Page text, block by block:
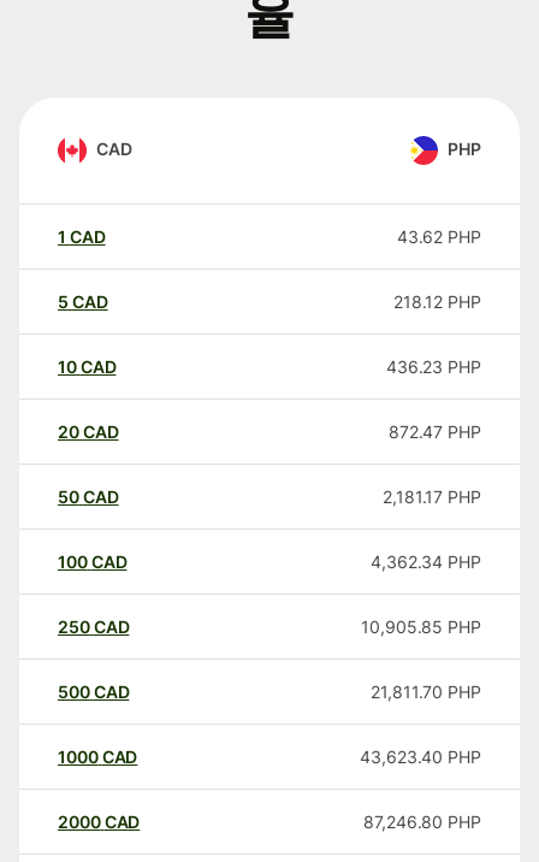
율
CAD PHP
1 CAD 43.62 PHP
5 CAD 218.12 PHP
10CAD 436.23 PHP
20CAD 872.47 PHP
50CAD 2,181.17 PHP
100CAD 4,362.34 PHP
250CAD 10,905.85 PHP
500CAD 21,811.70 PHP
1000CAD 43,623.40 PHP
2000CAD 87,246.80 PHP